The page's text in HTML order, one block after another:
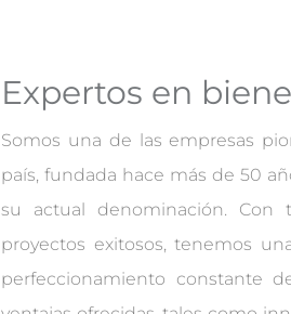
Expertos en
Somos una de las empresas
país, fundada hace más de 50
su actual denominación. Con
proyectos exitosos, tenemos
perfeccionamiento constante